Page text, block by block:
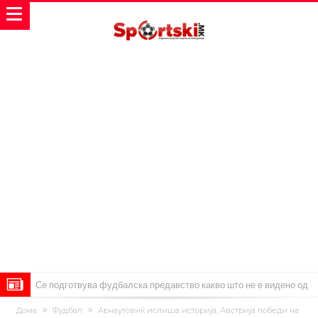
Се подготвува фудбалска предавство какво што не е видено од
2010 година?
Тикет на денот (недела, 09.08.2026)
Дома Фудбал
Арнаутовиќ испиша историја, Австрија победи на